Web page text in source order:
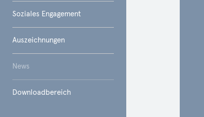
Soziales Engagement
Auszeichnungen
News
Downloadbereich